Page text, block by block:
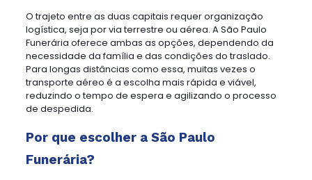
O trajeto entre as duas capitais requer organização
logística, seja por via terrestre ou aérea. A São Paulo
Funerária oferece ambas as opções, dependendo da
necessidade da família e das condições do traslado.
Para longas distâncias como essa, muitas vezes o
transporte aéreo é a escolha mais rápida e viável,
reduzindo o tempo de espera e agilizando o processo
de despedida.
Por que escolher a São Paulo
Funerária?